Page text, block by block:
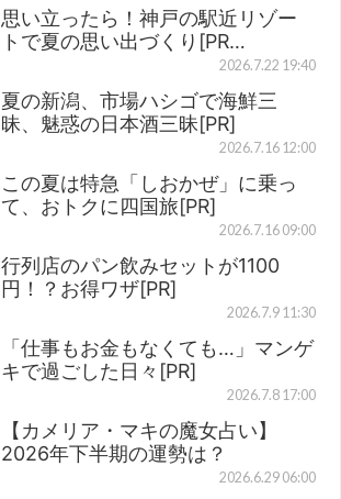
思い立ったら！神戸の駅近リゾー
トで夏の思い出づくり[PR…
2026.7.22 19:40
夏の新潟、市場ハシゴで海鮮三
昧、魅惑の日本酒三昧[PR]
2026.7.16 12:00
この夏は特急「しおかぜ」に乗っ
て、おトクに四国旅[PR]
2026.7.16 09:00
行列店のパン飲みセットが1100
円！？お得ワザ[PR]
2026.7.9 11:30
「仕事もお金もなくても…」マンゲ
キで過ごした日々[PR]
2026.7.8 17:00
【カメリア・マキの魔女占い】
2026年下半期の運勢は？
2026.6.29 06:00